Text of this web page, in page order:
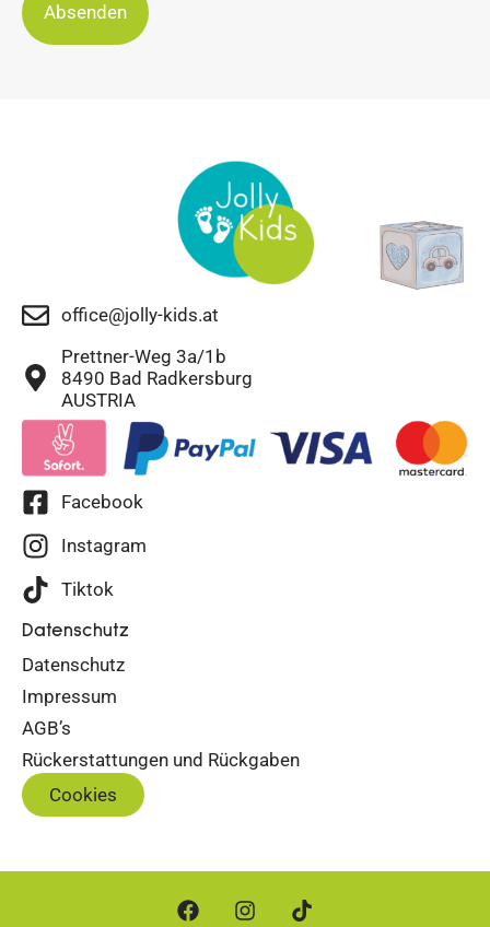
Absenden
office@jolly-kids.at
Prettner-Weg 3a/1b
8490 Bad Radkersburg
AUSTRIA
Facebook
Instagram
Tiktok
Datenschutz
Datenschutz
Impressum
AGB’s
Rückerstattungen und Rückgaben
Cookies